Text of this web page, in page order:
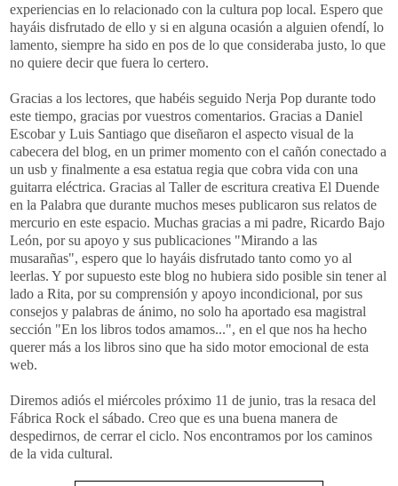
experiencias en lo relacionado con la cultura pop local. Espero que
hayáis disfrutado de ello y si en alguna ocasión a alguien ofendí, lo
lamento, siempre ha sido en pos de lo que consideraba justo, lo que
no quiere decir que fuera lo certero.
Gracias a los lectores, que habéis seguido Nerja Pop durante todo
este tiempo, gracias por vuestros comentarios. Gracias a Daniel
Escobar y Luis Santiago que diseñaron el aspecto visual de la
cabecera del blog, en un primer momento con el cañón conectado a
un usb y finalmente a esa estatua regia que cobra vida con una
guitarra eléctrica. Gracias al Taller de escritura creativa El Duende
en la Palabra que durante muchos meses publicaron sus relatos de
mercurio en este espacio. Muchas gracias a mi padre, Ricardo Bajo
León, por su apoyo y sus publicaciones "Mirando a las
musarañas", espero que lo hayáis disfrutado tanto como yo al
leerlas. Y por supuesto este blog no hubiera sido posible sin tener al
lado a Rita, por su comprensión y apoyo incondicional, por sus
consejos y palabras de ánimo, no solo ha aportado esa magistral
sección "En los libros todos amamos...", en el que nos ha hecho
querer más a los libros sino que ha sido motor emocional de esta
web.
Diremos adiós el miércoles próximo 11 de junio, tras la resaca del
Fábrica Rock el sábado. Creo que es una buena manera de
despedirnos, de cerrar el ciclo. Nos encontramos por los caminos
de la vida cultural.